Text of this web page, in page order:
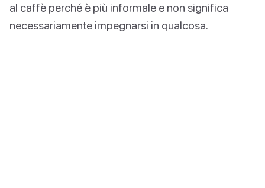
al caffè perché è più informale e non significa
necessariamente impegnarsi in qualcosa.